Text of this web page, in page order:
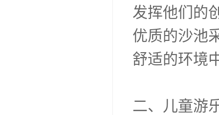
发挥他们的
优质的沙池
舒适的环境
二、儿童游